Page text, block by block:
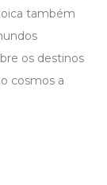
também
os destinos
cosmos a